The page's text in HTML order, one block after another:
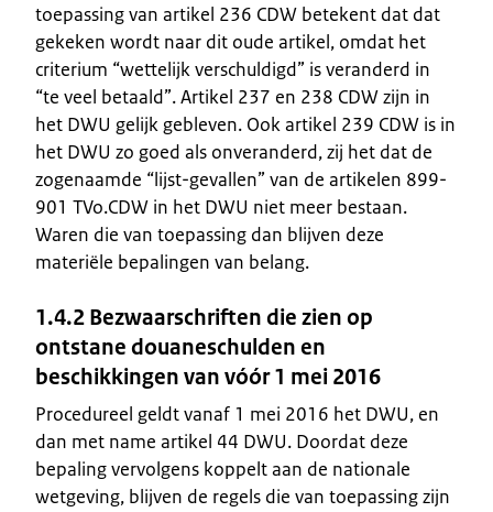
toepassing van artikel 236 CDW betekent dat dat
gekeken wordt naar dit oude artikel, omdat het
criterium “wettelijk verschuldigd” is veranderd in
“te veel betaald”. Artikel 237 en 238 CDW zijn in
het DWU gelijk gebleven. Ook artikel 239 CDW is in
het DWU zo goed als onveranderd, zij het dat de
zogenaamde “lijst-gevallen” van de artikelen 899-
901 TVo.CDW in het DWU niet meer bestaan.
Waren die van toepassing dan blijven deze
materiële bepalingen van belang.
1.4.2 Bezwaarschriften die zien op
ontstane douaneschulden en
beschikkingen van vóór 1 mei 2016
Procedureel geldt vanaf 1 mei 2016 het DWU, en
dan met name artikel 44 DWU. Doordat deze
bepaling vervolgens koppelt aan de nationale
wetgeving, blijven de regels die van toepassing zijn